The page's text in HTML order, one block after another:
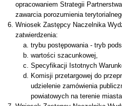
opracowaniem Strategii
zawarcia porozumienia
Wniosek Zastępcy Naczelnika
zatwierdzenia:
trybu postępowania - tryb
wartości szacunkowej,
Specyfikacji Istotnych
Komisji przetargowej do
udzielenie zamówienia
powiatowych na terenie